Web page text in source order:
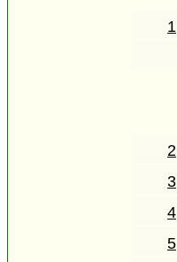
1
2
3
4
5